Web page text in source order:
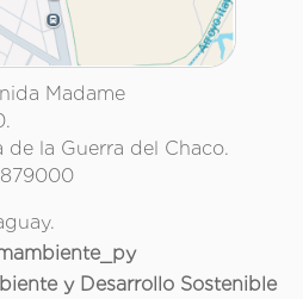
Madame
de la Guerra del Chaco.
y Desarrollo Sostenible